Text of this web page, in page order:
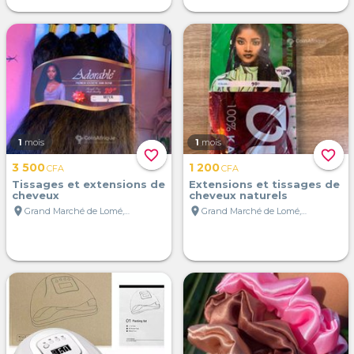
favorite_border
1 mois
3 500CFA
Tissages et extensions de
cheveux
location_on
Grand Marché de Lomé, Lomé, Togo
favorite_border
1 mois
1 200CFA
Extensions et tissages de
cheveux naturels
location_on
Grand Marché de Lomé, Lomé, Togo